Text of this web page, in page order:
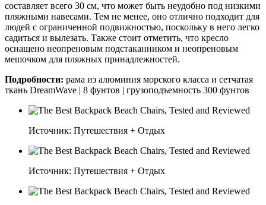
составляет всего 30 см, что может быть неудобно под низкими
пляжными навесами. Тем не менее, оно отлично подходит для
людей с ограниченной подвижностью, поскольку в него легко
садиться и вылезать. Также стоит отметить, что кресло
оснащено неопреновым подстаканником и неопреновым
мешочком для пляжных принадлежностей.
Подробности: рама из алюминия морского класса и сетчатая
ткань DreamWave | 8 фунтов | грузоподъемность 300 фунтов
Источник: Путешествия + Отдых
Источник: Путешествия + Отдых